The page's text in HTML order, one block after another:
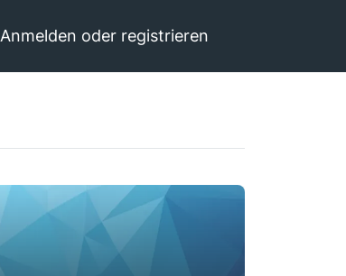
Anmelden oder registrieren